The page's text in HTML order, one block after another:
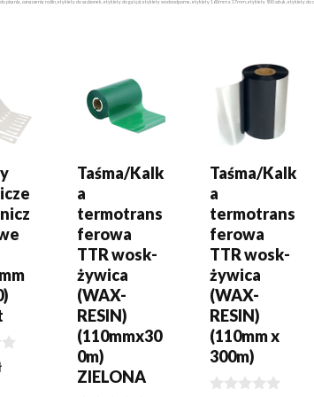
oznaczenia roślin, etykiety do sadzonek, etykiety do gałęzi, etykiety wodoodporne, etykiety 160mm x 17mm, etykiety 500 sztuk, etykiety
Taśma/Kalk
a
termotrans
ferowa
TTR wosk-
żywica
(WAX-
RESIN)
(110mmx30
0m)
ZIELONA
Taśma/Kalk
a
termotrans
ferowa
TTR wosk-
żywica
(WAX-
RESIN)
(110mm x
300m)